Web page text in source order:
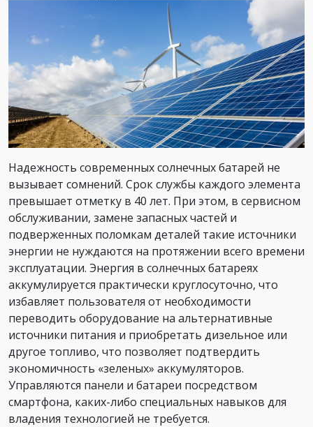
Надежность современных солнечных батарей не
вызывает сомнений. Срок службы каждого элемента
превышает отметку в 40 лет. При этом, в сервисном
обслуживании, замене запасных частей и
подверженных поломкам деталей такие источники
энергии не нуждаются на протяжении всего времени
эксплуатации. Энергия в солнечных батареях
аккумулируется практически круглосуточно, что
избавляет пользователя от необходимости
переводить оборудование на альтернативные
источники питания и приобретать дизельное или
другое топливо, что позволяет подтвердить
экономичность «зеленых» аккумуляторов.
Управляются панели и батареи посредством
смартфона, каких-либо специальных навыков для
владения технологией не требуется.